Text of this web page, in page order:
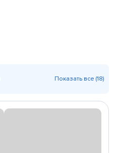
Показать все (18)